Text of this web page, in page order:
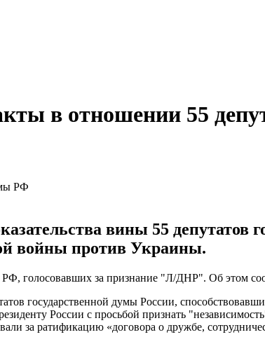
в отношении 55
вины 55 депутатов
войны против Украины.
голосовавших за признание "Л/ДНР". Об этом
государственной думы России,
России с просьбой признать
за ратификацию «договора о дружбе,